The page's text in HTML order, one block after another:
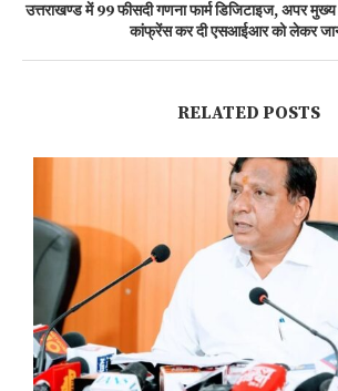
उत्तराखण्ड में 99 फीसदी गणना फार्म डिजिटाइज, अपर मुख्य
कांफ्रेंस कर दी एसआईआर को लेकर
RELATED POSTS